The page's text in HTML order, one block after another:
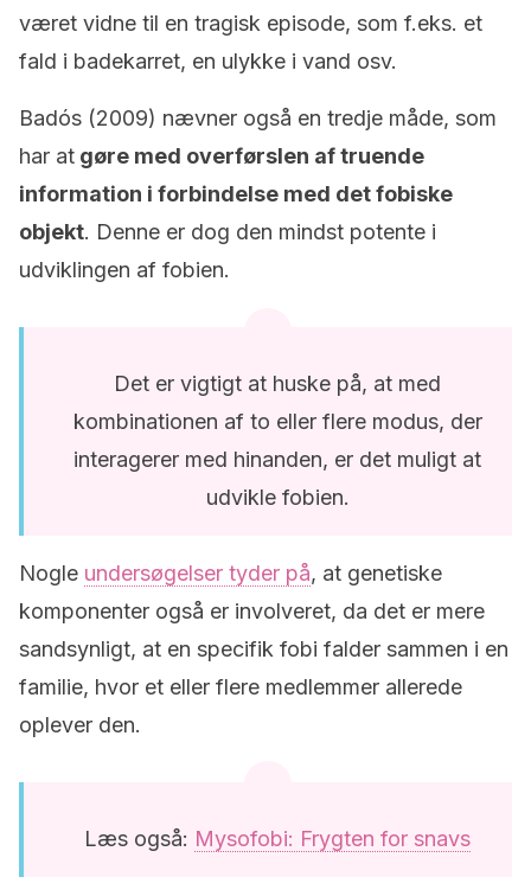
været vidne til en tragisk episode, som f.eks. et
fald i badekarret, en ulykke i vand osv.
Badós (2009) nævner også en tredje måde, som
har at gøre med overførslen af truende
information i forbindelse med det fobiske
objekt. Denne er dog den mindst potente i
udviklingen af fobien.
Det er vigtigt at huske på, at med
kombinationen af to eller flere modus, der
interagerer med hinanden, er det muligt at
udvikle fobien.
Nogle undersøgelser tyder på, at genetiske
komponenter også er involveret, da det er mere
sandsynligt, at en specifik fobi falder sammen i en
familie, hvor et eller flere medlemmer allerede
oplever den.
Læs også: Mysofobi: Frygten for snavs